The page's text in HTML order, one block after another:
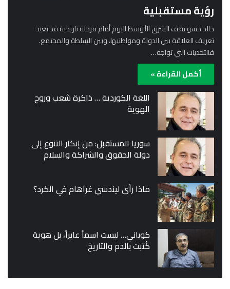
رؤية مستقبلية
خالد حسو يقف الشرق الأوسط اليوم أمام مرحلة تاريخية قد تعيد
تعريف العلاقة بين الدولة ومواطنيها، وبين السلطة والمجتمع.
فالتحديات التي تواجه…
أكمل القراءة »
اللغة الكوردية … ذاكرة شعب وروح
الهوية
سوريا المستقبل: من إنكار التنوع إلى
دولة الحقوق والشراكة والسلام
ماذا رأى ليندسي غراهام في الكرد؟
كوباني… ليست اسماً عابراً، بل هوية
كُتبت بالدم والتاريخ